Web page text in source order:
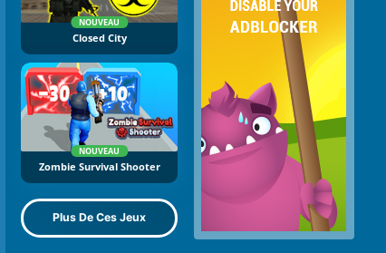
NOUVEAU
Closed City
NOUVEAU
Zombie Survival Shooter
Plus De Ces Jeux